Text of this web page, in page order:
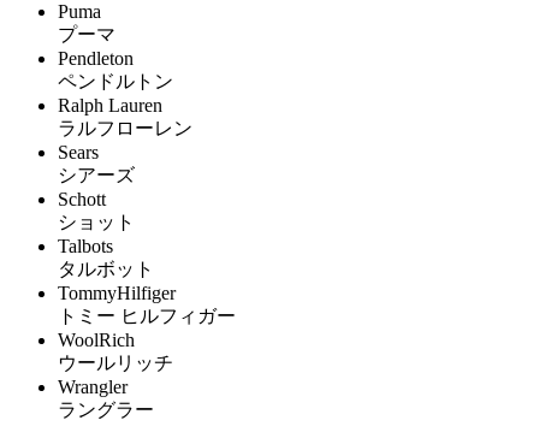
Puma
プーマ
Pendleton
ペンドルトン
Ralph Lauren
ラルフローレン
Sears
シアーズ
Schott
ショット
Talbots
タルボット
TommyHilfiger
トミー ヒルフィガー
WoolRich
ウールリッチ
Wrangler
ラングラー